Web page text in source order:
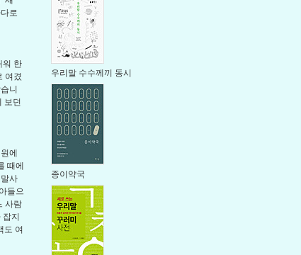
로
워 한
여겼
니
보던
에
때에
사
들으
사람
지
도 여
우리말 수수께끼 동시
종이약국